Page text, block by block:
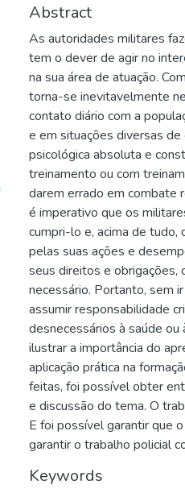
Abstract
As autoridades militares
tem o dever de agir no
na sua área de atuação.
torna-se inevitavelmente
contato diário com a
e em situações diversas de
psicológica absoluta e
treinamento ou com
darem errado em combate
é imperativo que os
cumpri-lo e, acima de
pelas suas ações e
seus direitos e obrigações,
necessário. Portanto, sem
assumir responsabilidade
desnecessários à saúde
ilustrar a importância do
aplicação prática na
feitas, foi possível obter
e discussão do tema. O
E foi possível garantir que
garantir o trabalho policial
Keywords